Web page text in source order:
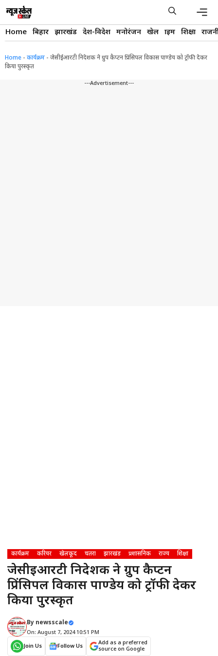
content
Home बिहार झारखंड देश-विदेश मनोरंजन खेल क्राइम शिक्षा
Home - कार्यक्रम - जेसीईआरटी निदेशक ने ग्रुप कैप्टन प्रिंसिपल विकास पाण्डेय को ट्रॉफी देकर
किया पुरस्कृत
---Advertisement---
कार्यक्रम करियर खेलकूद चतरा झारखंड प्रशासनिक राज्य शिक्षा
जेसीईआरटी निदेशक ने ग्रुप कैप्टन
प्रिंसिपल विकास पाण्डेय को ट्रॉफी देकर
किया पुरस्कृत
By newsscale
On: August 7, 2024 10:51 PM
Join Us
Follow Us
Add as a preferred
source on Google